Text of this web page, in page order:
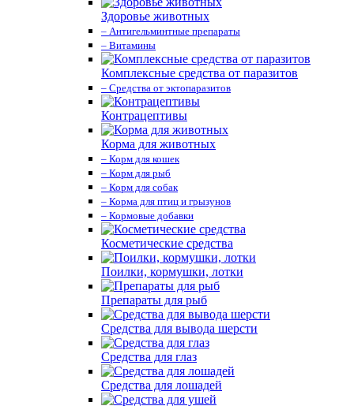
Здоровье животных
– Антигельминтные препараты
– Витамины
Комплексные средства от паразитов
– Средства от эктопаразитов
Контрацептивы
Корма для животных
– Корм для кошек
– Корм для рыб
– Корм для собак
– Корма для птиц и грызунов
– Кормовые добавки
Косметические средства
Поилки, кормушки, лотки
Препараты для рыб
Средства для вывода шерсти
Средства для глаз
Средства для лошадей